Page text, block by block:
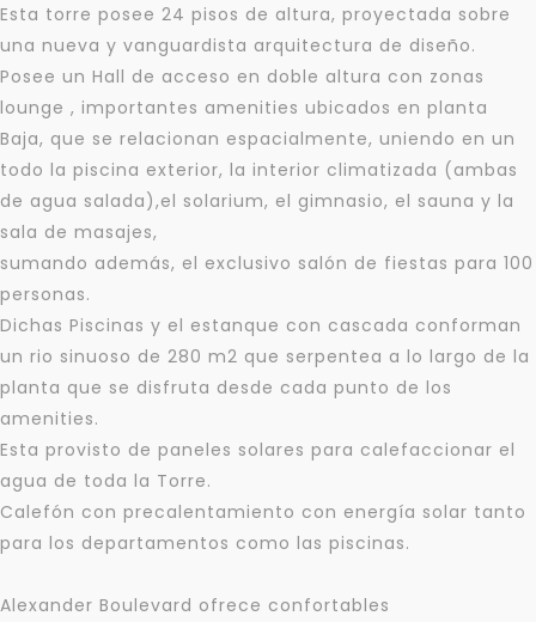
Esta torre posee 24 pisos de altura, proyectada sobre
una nueva y vanguardista arquitectura de diseño.
Posee un Hall de acceso en doble altura con zonas
lounge , importantes amenities ubicados en planta
Baja, que se relacionan espacialmente, uniendo en un
todo la piscina exterior, la interior climatizada (ambas
de agua salada),el solarium, el gimnasio, el sauna y la
sala de masajes,
sumando además, el exclusivo salón de fiestas para 100
personas.
Dichas Piscinas y el estanque con cascada conforman
un rio sinuoso de 280 m2 que serpentea a lo largo de la
planta que se disfruta desde cada punto de los
amenities.
Esta provisto de paneles solares para calefaccionar el
agua de toda la Torre.
Calefón con precalentamiento con energía solar tanto
para los departamentos como las piscinas.
Alexander Boulevard ofrece confortables